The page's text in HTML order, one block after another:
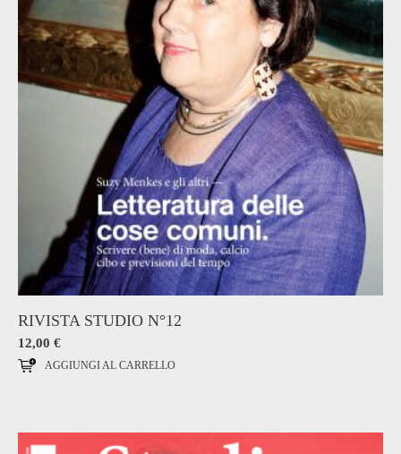
RIVISTA STUDIO N°12
12,00 €
AGGIUNGI AL CARRELLO